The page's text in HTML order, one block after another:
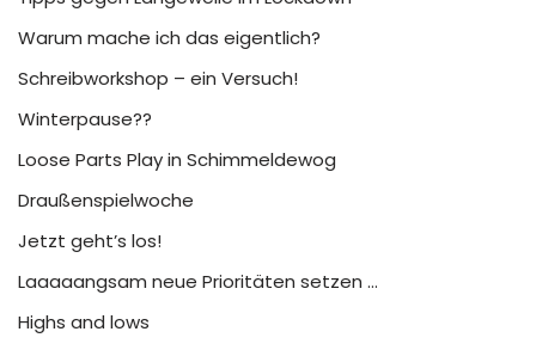
Warum mache ich das eigentlich?
Schreibworkshop – ein Versuch!
Winterpause??
Loose Parts Play in Schimmeldewog
Draußenspielwoche
Jetzt geht’s los!
Laaaaangsam neue Prioritäten setzen …
Highs and lows